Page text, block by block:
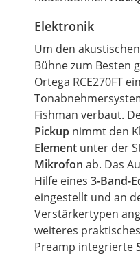
Elektronik
Um den
Bühne zum Besten
Ortega RCE270FT
Fishman verbaut.
Pickup nimmt den
Element unter der
Mikrofon ab. Das
Hilfe eines 3-Band-
eingestellt und an
Verstärkertypen
weiteres
Preamp integrierte